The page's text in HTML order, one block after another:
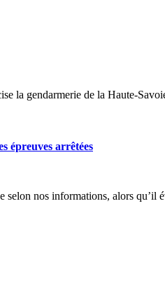
la gendarmerie de la Haute-
épreuves arrêtées
nos informations, alors